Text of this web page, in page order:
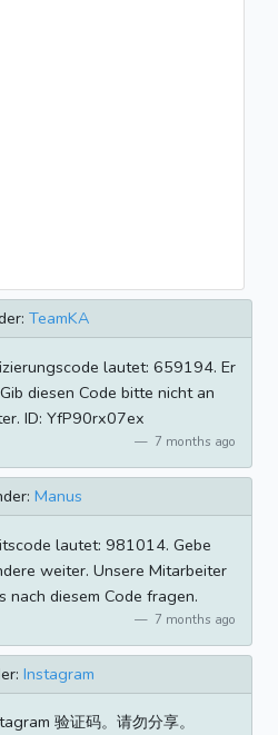
TeamKA
lautet: 659194. Er
diesen Code bitte nicht an
ID: YfP90rx07ex
7 months ago
Manus
lautet: 981014. Gebe
weiter. Unsere Mitarbeiter
nach diesem Code fragen.
7 months ago
Instagram
验证码。请勿分享。